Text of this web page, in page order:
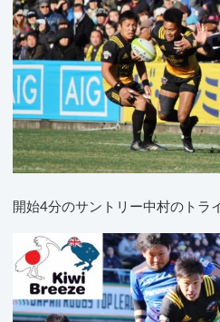
開始4分のサントリー中村のトラ